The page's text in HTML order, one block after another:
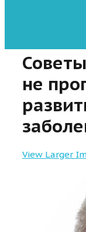
не
View Larger